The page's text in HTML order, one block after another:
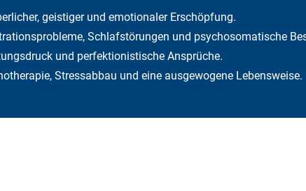
Alternative Zusatztherapien
Vorbeugung
Was muss ich selbst zahlen?
Was übernimmt die DFV?
Häufige Fragen
geistiger und emotionaler Erschöpfung.
Schlafstörungen und psychosomatische
und perfektionistische Ansprüche.
Stressabbau und eine ausgewogene Lebensweise.